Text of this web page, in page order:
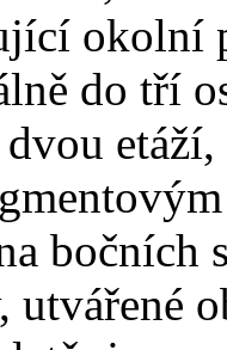
okolní
do tří
bočních
utvářené